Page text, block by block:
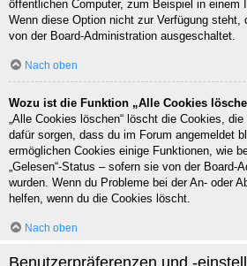
öffentlichen Computer, zum Beispiel in einem
Wenn diese Option nicht zur Verfügung steht,
von der Board-Administration ausgeschaltet.
Nach oben
Wozu ist die Funktion „Alle Cookies
„Alle Cookies löschen“ löscht die Cookies,
dafür sorgen, dass du im Forum angemeldet
ermöglichen Cookies einige Funktionen, wie
„Gelesen“-Status – sofern sie von der Board-
wurden. Wenn du Probleme bei der An- oder
helfen, wenn du die Cookies löscht.
Nach oben
Benutzerpräferenzen und -